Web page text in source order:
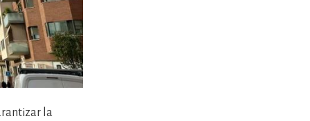
la